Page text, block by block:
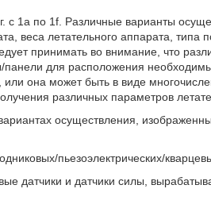
1a по 1f. Различные варианты
веса летательного аппарата, типа
принимать во внимание, что
для расположения
или она может быть в виде
различных параметров
осуществления,
пьезоэлектрических/
датчики и датчики силы,